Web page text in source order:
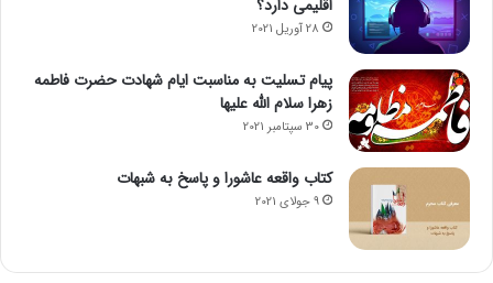
اقلیمی دارد؟
28 آوریل 2021
پیام تسلیت به مناسبت ایام شهادت حضرت فاطمه
زهرا سلام الله علیها
30 سپتامبر 2021
کتاب واقعه عاشورا و پاسخ به شبهات
9 جولای 2021